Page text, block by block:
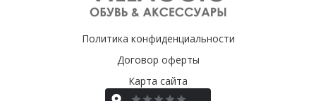
Политика конфиденциальности
Договор оферты
Карта сайта